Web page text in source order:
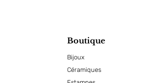
Boutique
Bijoux
Céramiques